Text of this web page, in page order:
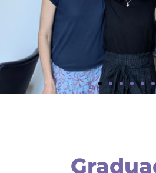
REPRODUCTIVA DE LA MUJER